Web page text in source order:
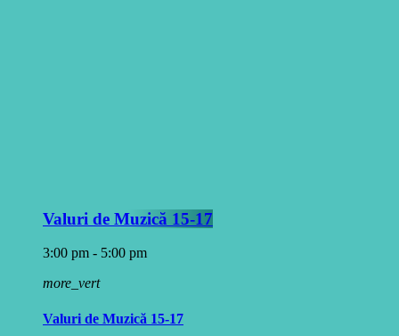
Valuri de Muzică 15-17
3:00 pm - 5:00 pm
more_vert
Valuri de Muzică 15-17